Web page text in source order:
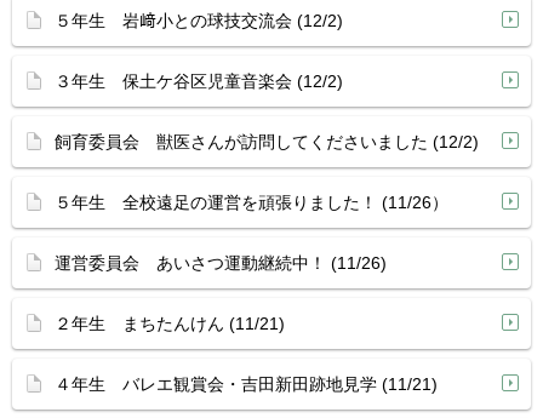
５年生 岩﨑小との球技交流会 (12/2)
３年生 保土ケ谷区児童音楽会 (12/2)
飼育委員会 獣医さんが訪問してくださいました (12/2)
５年生 全校遠足の運営を頑張りました！ (11/26）
運営委員会 あいさつ運動継続中！ (11/26)
２年生 まちたんけん (11/21)
４年生 バレエ観賞会・吉田新田跡地見学 (11/21)